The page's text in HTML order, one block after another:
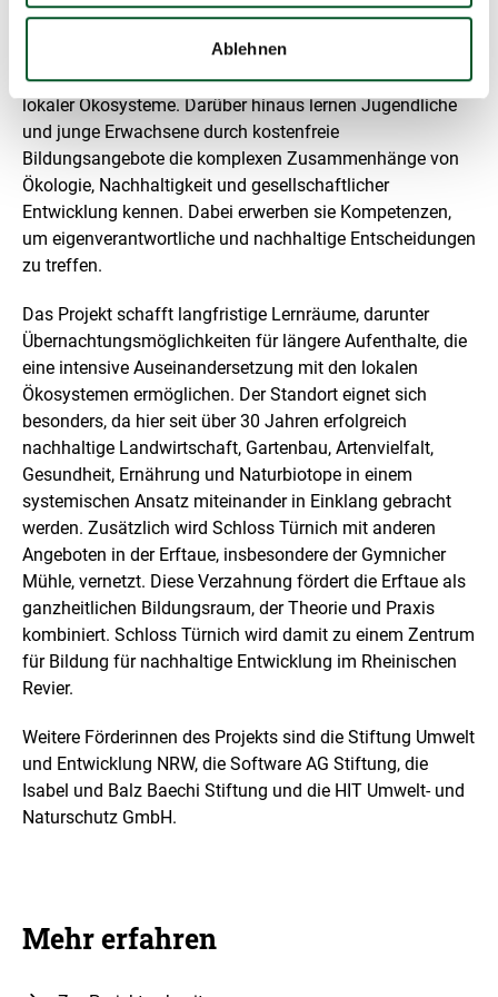
Ablehnen
n
g
Ansatz verbessert nicht nur die biologische Qualität des
Teich-Wald-Wasser-Biotops von Schloss Türnich, sondern
sensibilisiert die Teilnehmenden auch für den Erhalt
lokaler Ökosysteme. Darüber hinaus lernen Jugendliche
und junge Erwachsene durch kostenfreie
Bildungsangebote die komplexen Zusammenhänge von
Ökologie, Nachhaltigkeit und gesellschaftlicher
Entwicklung kennen. Dabei erwerben sie Kompetenzen,
um eigenverantwortliche und nachhaltige Entscheidungen
zu treffen.
Das Projekt schafft langfristige Lernräume, darunter
Übernachtungsmöglichkeiten für längere Aufenthalte, die
eine intensive Auseinandersetzung mit den lokalen
Ökosystemen ermöglichen. Der Standort eignet sich
besonders, da hier seit über 30 Jahren erfolgreich
nachhaltige Landwirtschaft, Gartenbau, Artenvielfalt,
Gesundheit, Ernährung und Naturbiotope in einem
systemischen Ansatz miteinander in Einklang gebracht
werden. Zusätzlich wird Schloss Türnich mit anderen
Angeboten in der Erftaue, insbesondere der Gymnicher
Mühle, vernetzt. Diese Verzahnung fördert die Erftaue als
ganzheitlichen Bildungsraum, der Theorie und Praxis
kombiniert. Schloss Türnich wird damit zu einem Zentrum
für Bildung für nachhaltige Entwicklung im Rheinischen
Revier.
Weitere Förderinnen des Projekts sind die Stiftung Umwelt
und Entwicklung NRW, die Software AG Stiftung, die
Isabel und Balz Baechi Stiftung und die HIT Umwelt- und
Naturschutz GmbH.
Mehr erfahren